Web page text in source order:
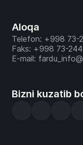
Aloqa
Telefon: +998 73-
Faks: +998 73-
E-mail:
Bizni kuzatib